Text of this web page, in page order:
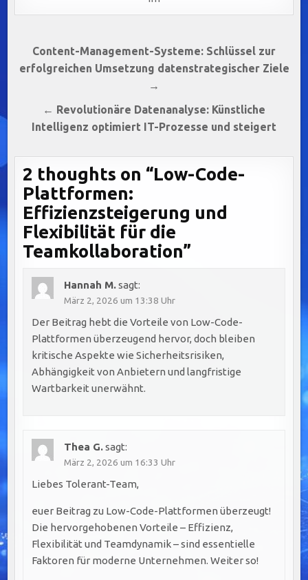
Beitragsnavigation
Content-Management-Systeme: Schlüssel zur
erfolgreichen Umsetzung datenstrategischer Ziele
→
← Revolutionäre Datenanalyse: Künstliche
Intelligenz optimiert IT-Prozesse und steigert
2 thoughts on “Low-Code-
Plattformen:
Effizienzsteigerung und
Flexibilität für die
Teamkollaboration”
Hannah M.sagt:
März 2, 2026 um 13:38 Uhr
Der Beitrag hebt die Vorteile von Low-Code-
Plattformen überzeugend hervor, doch bleiben
kritische Aspekte wie Sicherheitsrisiken,
Abhängigkeit von Anbietern und langfristige
Wartbarkeit unerwähnt.
Thea G.sagt:
März 2, 2026 um 16:33 Uhr
Liebes Tolerant-Team,
euer Beitrag zu Low-Code-Plattformen überzeugt!
Die hervorgehobenen Vorteile – Effizienz,
Flexibilität und Teamdynamik – sind essentielle
Faktoren für moderne Unternehmen. Weiter so!